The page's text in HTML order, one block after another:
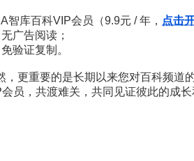
赏 MBA智库
需要补充新内容或修改错误内容，请
与贡献
智库百科VIP会员（9.9元 / 年， 点击
广告阅读；
验证复制。
，更重要的是长期以来您对百科频道
员，共渡难关，共同见证彼此的成长